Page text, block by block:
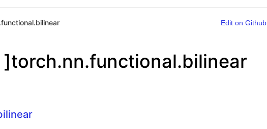
Edit on Github
]torch.nn.functional.bilinear